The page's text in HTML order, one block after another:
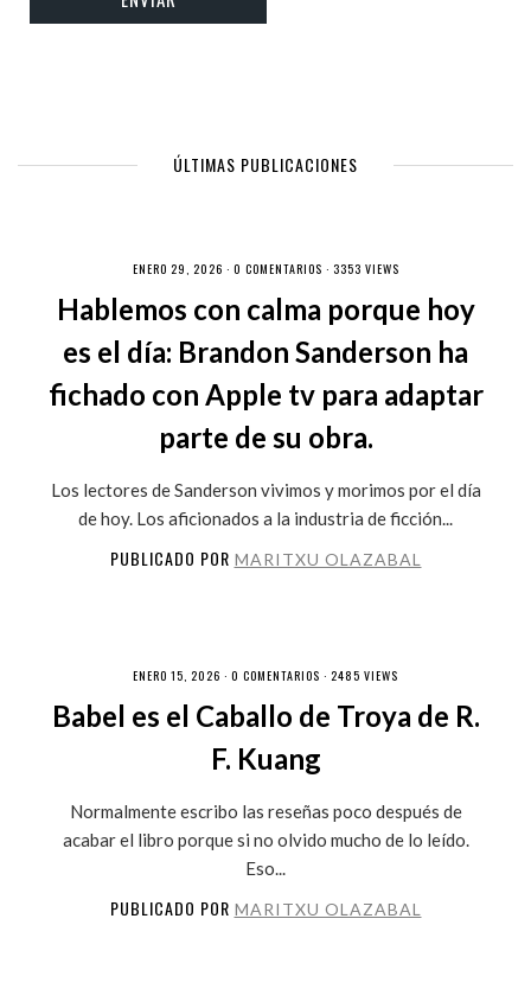
ÚLTIMAS PUBLICACIONES
ENERO 29, 2026 · 0 COMENTARIOS · 3353 VIEWS
Hablemos con calma porque hoy
es el día: Brandon Sanderson ha
fichado con Apple tv para adaptar
parte de su obra.
Los lectores de Sanderson vivimos y morimos por el día
de hoy. Los aficionados a la industria de ficción...
PUBLICADO POR MARITXU OLAZABAL
ENERO 15, 2026 · 0 COMENTARIOS · 2485 VIEWS
Babel es el Caballo de Troya de R.
F. Kuang
Normalmente escribo las reseñas poco después de
acabar el libro porque si no olvido mucho de lo leído.
Eso...
PUBLICADO POR MARITXU OLAZABAL